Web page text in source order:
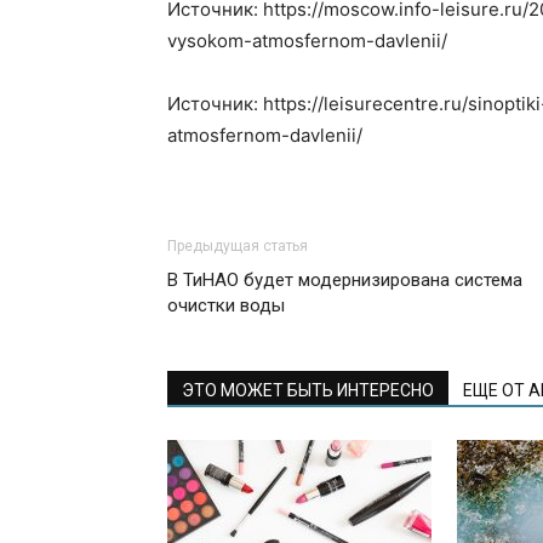
Источник: https://moscow.info-
vysokom-atmosfernom-davlenii/
Источник: https://leisurecentre.ru/
atmosfernom-davlenii/
Предыдущая статья
В ТиНАО будет модернизирована система
очистки воды
ЭТО МОЖЕТ БЫТЬ ИНТЕРЕСНО ЕЩЕ ОТ